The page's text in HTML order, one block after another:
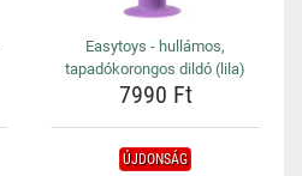
Easytoys - hullámos,
tapadókorongos dildó (lila)
7990 Ft
ÚJDONSÁG